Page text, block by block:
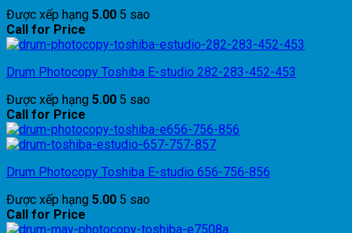
Được xếp hạng 5.00 5 sao
Call for Price
Drum Photocopy Toshiba E-studio 282-283-452-453
Được xếp hạng 5.00 5 sao
Call for Price
Drum Photocopy Toshiba E-studio 656-756-856
Được xếp hạng 5.00 5 sao
Call for Price